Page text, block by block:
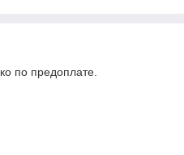
по предоплате.